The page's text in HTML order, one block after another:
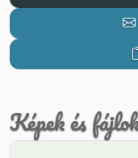
Képek és